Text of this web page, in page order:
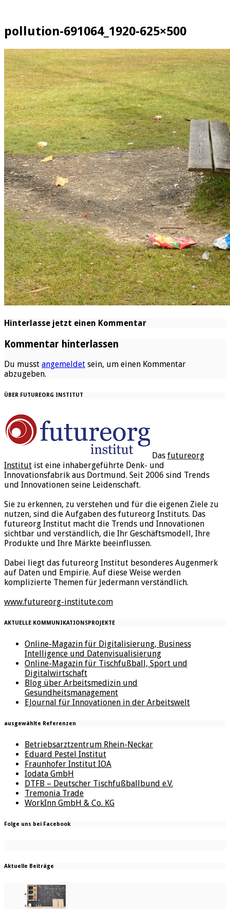
pollution-691064_1920-625×500
Hinterlasse jetzt einen Kommentar
Kommentar hinterlassen
Du musst angemeldet sein, um einen Kommentar
abzugeben.
ÜBER FUTUREORG INSTITUT
Das futureorg
Institut ist eine inhabergeführte Denk- und
Innovationsfabrik aus Dortmund. Seit 2006 sind Trends
und Innovationen seine Leidenschaft.
Sie zu erkennen, zu verstehen und für die eigenen Ziele zu
nutzen, sind die Aufgaben des futureorg Instituts. Das
futureorg Institut macht die Trends und Innovationen
sichtbar und verständlich, die Ihr Geschäftsmodell, Ihre
Produkte und Ihre Märkte beeinflussen.
Dabei liegt das futureorg Institut besonderes Augenmerk
auf Daten und Empirie. Auf diese Weise werden
komplizierte Themen für Jedermann verständlich.
www.futureorg-institute.com
AKTUELLE KOMMUNIKATIONSPROJEKTE
Online-Magazin für Digitalisierung, Business
Intelligence und Datenvisualisierung
Online-Magazin für Tischfußball, Sport und
Digitalwirtschaft
Blog über Arbeitsmedizin und
Gesundheitsmanagement
EJournal für Innovationen in der Arbeitswelt
ausgewählte Referenzen
Betriebsarztzentrum Rhein-Neckar
Eduard Pestel Institut
Fraunhofer Institut IOA
Iodata GmbH
DTFB – Deutscher Tischfußballbund e.V.
Tremonia Trade
WorkInn GmbH & Co. KG
Folge uns bei Facebook
Aktuelle Beiträge